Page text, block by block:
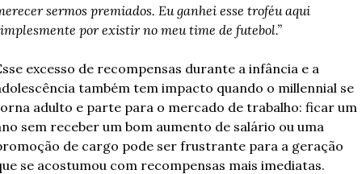
sermos premiados. Eu ganhei esse troféu aqui
por existir no meu time de futebol.”
excesso de recompensas durante a infância e a
também tem impacto quando o millennial se
adulto e parte para o mercado de trabalho: ficar um
sem receber um bom aumento de salário ou uma
de cargo pode ser frustrante para a geração
se acostumou com recompensas mais imediatas.